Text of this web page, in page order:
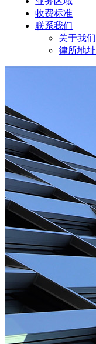
收费标准
联系我们
关于我们
律所地址